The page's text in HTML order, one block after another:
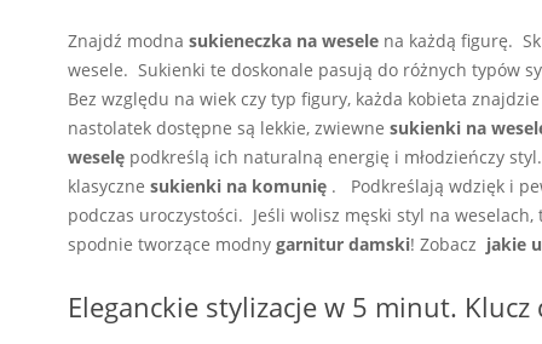
Znajdź modna sukieneczka na wesele na każdą figurę.
wesele. Sukienki te doskonale pasują do różnych typów
Bez względu na wiek czy typ figury, każda kobieta
nastolatek dostępne są lekkie, zwiewne sukienki na
weselę podkreślą ich naturalną energię i młodzieńczy
klasyczne sukienki na komunię .
Podkreślają wdzięk i
podczas uroczystości. Jeśli wolisz męski styl na
spodnie tworzące modny garnitur damski! Zobacz jakie
Eleganckie stylizacje w 5 minut.